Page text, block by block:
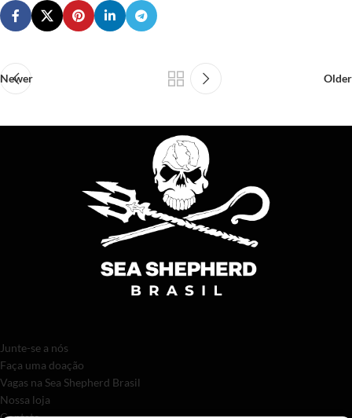
Newer Older
Junte-se a nós
Faça uma doação
Vagas na Sea Shepherd Brasil
Nossa loja